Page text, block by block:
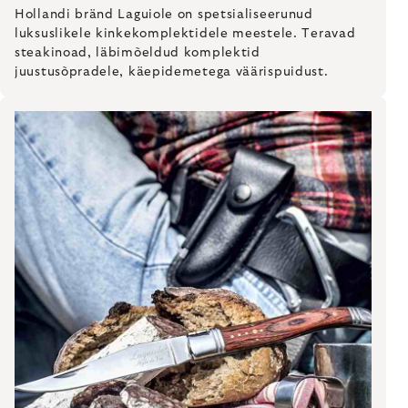
Hollandi bränd Laguiole on spetsialiseerunud
luksuslikele kinkekomplektidele meestele. Teravad
steakinoad, läbimõeldud komplektid
juustusõpradele, käepidemetega väärispuidust.